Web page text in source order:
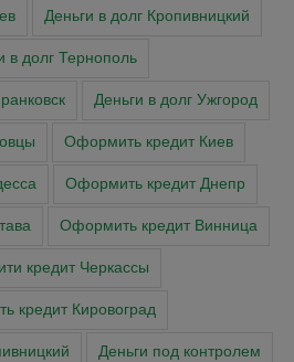
Деньги в долг Кропивницкий
в долг Тернополь
Деньги в долг Ужгород
Оформить кредит Киев
Оформить кредит Днепр
Оформить кредит Винница
кредит Черкасcы
кредит Кировоград
Деньги под контролем